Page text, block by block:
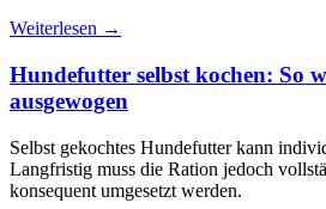
Weiterlesen →
Hundefutter selbst kochen: So
ausgewogen
Selbst gekochtes Hundefutter kann
Langfristig muss die Ration jedoch
konsequent umgesetzt werden.